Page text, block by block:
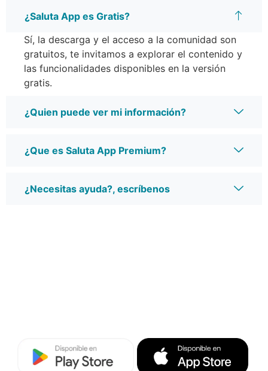
¿Saluta App es Gratis?
Sí, la descarga y el acceso a la comunidad son
gratuitos, te invitamos a explorar el contenido y
las funcionalidades disponibles en la versión
gratis.
¿Quien puede ver mi información?
¿Que es Saluta App Premium?
¿Necesitas ayuda?, escríbenos